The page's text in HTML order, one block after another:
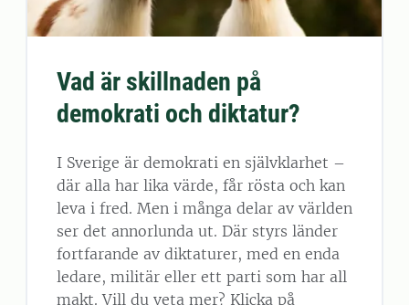
Vad är skillnaden på
demokrati och diktatur?
I Sverige är demokrati en självklarhet –
där alla har lika värde, får rösta och kan
leva i fred. Men i många delar av världen
ser det annorlunda ut. Där styrs länder
fortfarande av diktaturer, med en enda
ledare, militär eller ett parti som har all
makt. Vill du veta mer? Klicka på